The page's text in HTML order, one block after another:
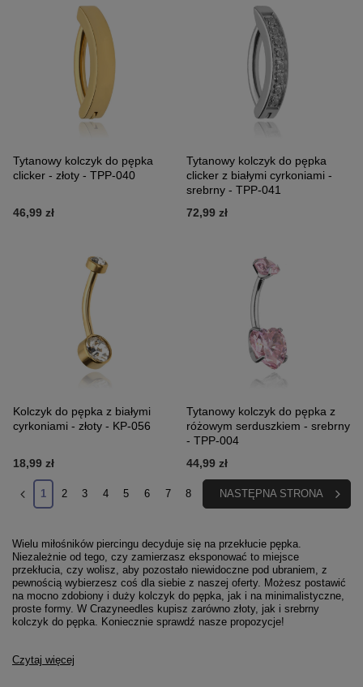
Tytanowy kolczyk do pępka
clicker - złoty - TPP-040
46,99 zł
Tytanowy kolczyk do pępka
clicker z białymi cyrkoniami -
srebrny - TPP-041
72,99 zł
Kolczyk do pępka z białymi
cyrkoniami - złoty - KP-056
18,99 zł
Tytanowy kolczyk do pępka z
różowym serduszkiem - srebrny
- TPP-004
44,99 zł
1 2 3 4 5 6 7 8 NASTĘPNA STRONA
Wielu miłośników piercingu decyduje się na przekłucie pępka.
Niezależnie od tego, czy zamierzasz eksponować to miejsce
przekłucia, czy wolisz, aby pozostało niewidoczne pod ubraniem, z
pewnością wybierzesz coś dla siebie z naszej oferty. Możesz postawić
na mocno zdobiony i duży kolczyk do pępka, jak i na minimalistyczne,
proste formy. W Crazyneedles kupisz zarówno złoty, jak i srebrny
kolczyk do pępka. Koniecznie sprawdź nasze propozycje!
Czytaj więcej